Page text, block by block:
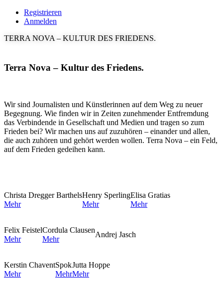
Registrieren
Anmelden
TERRA NOVA – KULTUR DES FRIEDENS.
Terra Nova – Kultur des Friedens.
Wir sind Journalisten und Künstlerinnen auf dem Weg zu neuer
Begegnung. Wie finden wir in Zeiten zunehmender Entfremdung
das Verbindende in Gesellschaft und Medien und tragen so zum
Frieden bei? Wir machen uns auf zuzuhören – einander und allen,
die auch zuhören und gehört werden wollen. Terra Nova – ein Feld,
auf dem Frieden gedeihen kann.
Christa Dregger Barthels
Mehr
Henry Sperling
Mehr
Elisa Gratias
Mehr
Felix Feistel
Mehr
Cordula Clausen
Mehr
Andrej Jasch
Kerstin Chavent
Mehr
Spok
Mehr
Jutta Hoppe
Mehr